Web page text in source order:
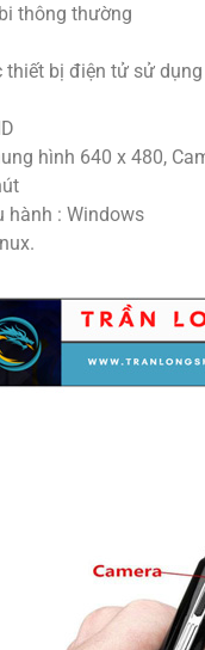
thông thường
bị điện tử sử dụng
hình 640 x 480,
hành : Windows